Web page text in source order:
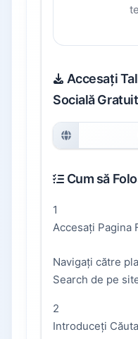
Accesați
Socială
Cum să
1
Accesați Pagina
Navigați către
Search de pe
2
Introduceți